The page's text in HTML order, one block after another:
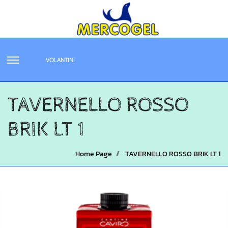
VOLANTINI
TAVERNELLO ROSSO
BRIK LT 1
Home Page TAVERNELLO ROSSO BRIK LT 1